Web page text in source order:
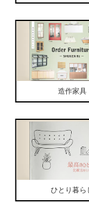
造作家具
ひとり暮ら